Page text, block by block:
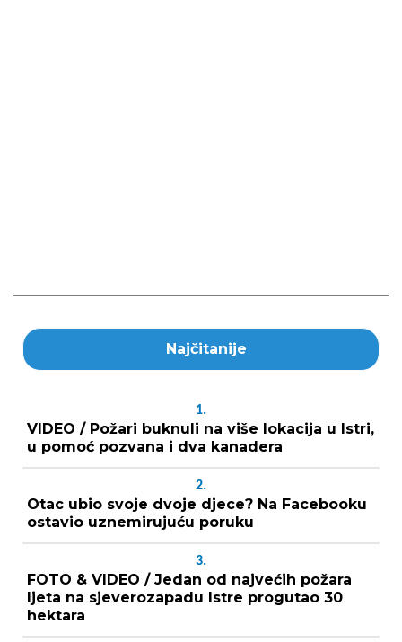
Najčitanije
1.
VIDEO / Požari buknuli na više lokacija u Istri,
u pomoć pozvana i dva kanadera
2.
Otac ubio svoje dvoje djece? Na Facebooku
ostavio uznemirujuću poruku
3.
FOTO & VIDEO / Jedan od najvećih požara
ljeta na sjeverozapadu Istre progutao 30
hektara